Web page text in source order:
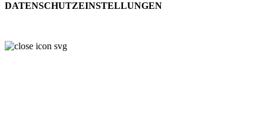
DATENSCHUTZEINSTELLUNGEN